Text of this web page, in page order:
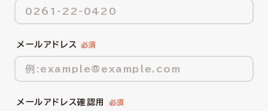
メールアドレス
メールアドレス確認用